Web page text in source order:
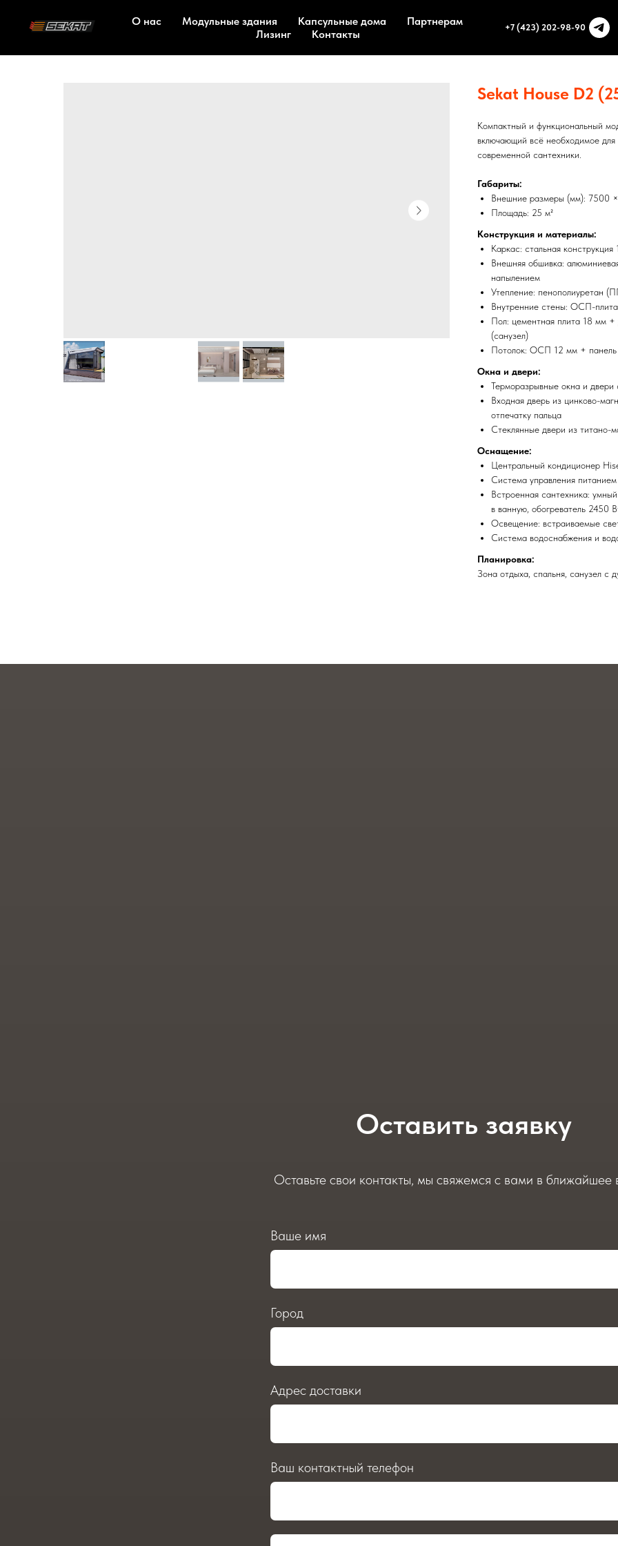
О нас Модульные здания Капсульные дома
Партнерам
Лизинг
Контакты
+7 (423) 202-98-90
Sekat House D2
Компактный и функциональный
включающий всё необходимое
современной сантехники.
Габариты:
Внешние размеры (мм): 7500
Площадь: 25 м²
Конструкция и материалы:
Каркас: стальная
Внешняя обшивка:
напылением
Утепление: пенополиуретан
Внутренние стены: ОСП-
Пол: цементная плита 18 мм +
(санузел)
Потолок: ОСП 12 мм +
Окна и двери:
Терморазрывные окна и
Входная дверь из цинково-
отпечатку пальца
Стеклянные двери из титано-
Оснащение:
Центральный кондиционер
Система управления
Встроенная сантехника:
в ванную, обогреватель 2450
Освещение: встраиваемые
Система водоснабжения и
Планировка:
Зона отдыха, спальня, санузел с
Оставить заявку
Оставьте свои контакты, мы свяжемся с вами в ближайшее
Ваше имя
Город
Адрес доставки
Ваш контактный телефон